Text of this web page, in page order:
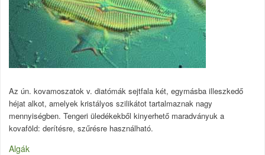
Az ún. kovamoszatok v. diatómák sejtfala két, egymásba illeszkedő
héjat alkot, amelyek kristályos szilikátot tartalmaznak nagy
mennyiségben. Tengeri üledékekből kinyerhető maradványuk a
kovaföld: derítésre, szűrésre használható.
Algák